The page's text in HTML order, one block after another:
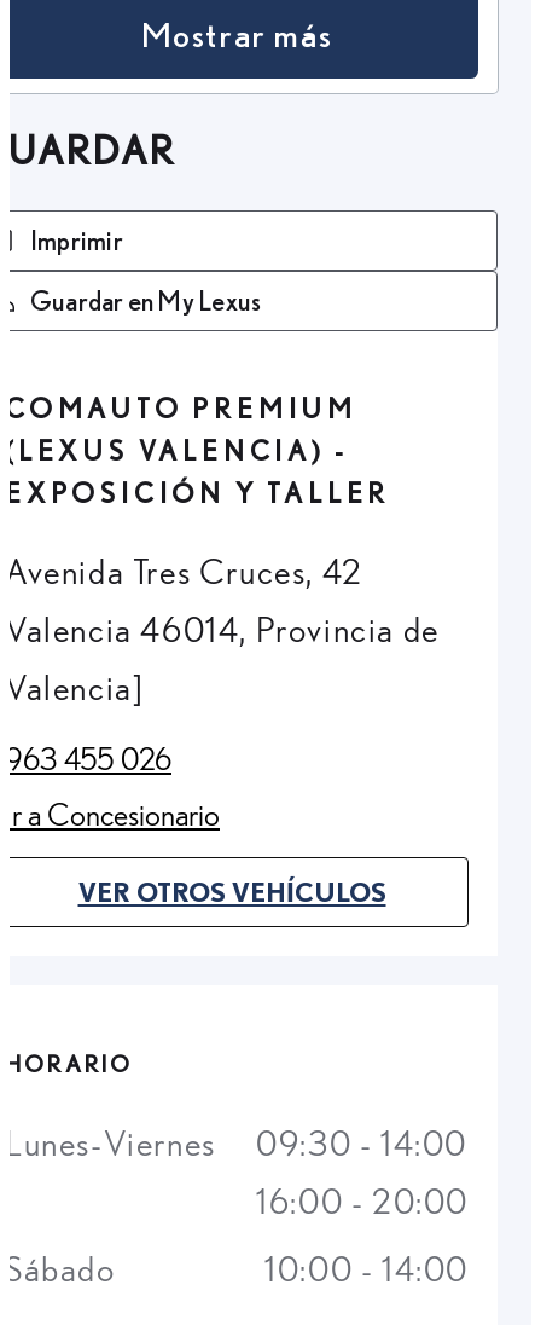
Mostrar más
Imprimir
Guardar en My Lexus
COMAUTO PREMIUM
(LEXUS VALENCIA) -
EXPOSICIÓN Y TALLER
Avenida Tres Cruces, 42
Valencia 46014, Provincia de
Valencia]
963 455 026
(Opens in new tab)
Ir a Concesionario
(Opens in new tab)
VER OTROS VEHÍCULOS
(OPENS IN NEW TAB)
HORARIO
Lunes-Viernes
09:30 - 14:00
16:00 - 20:00
Sábado
10:00 - 14:00